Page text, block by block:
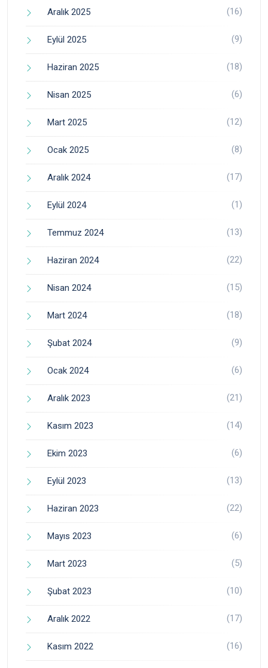
Aralık 2025 (16)
Eylül 2025 (9)
Haziran 2025 (18)
Nisan 2025 (6)
Mart 2025 (12)
Ocak 2025 (8)
Aralık 2024 (17)
Eylül 2024 (1)
Temmuz 2024 (13)
Haziran 2024 (22)
Nisan 2024 (15)
Mart 2024 (18)
Şubat 2024 (9)
Ocak 2024 (6)
Aralık 2023 (21)
Kasım 2023 (14)
Ekim 2023 (6)
Eylül 2023 (13)
Haziran 2023 (22)
Mayıs 2023 (6)
Mart 2023 (5)
Şubat 2023 (10)
Aralık 2022 (17)
Kasım 2022 (16)